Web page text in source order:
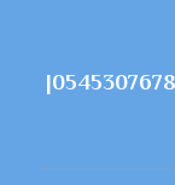
شركة مكافحة الحمام في العين |0545307678|